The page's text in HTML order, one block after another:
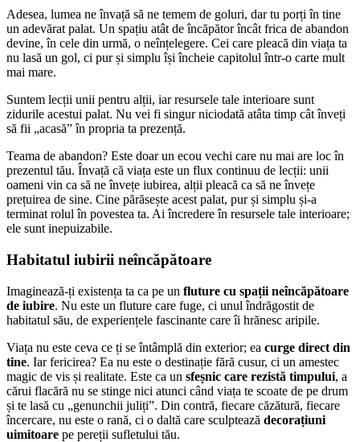
Adesea, lumea ne învață să ne temem de goluri, dar tu porți în tine
un adevărat palat. Un spațiu atât de încăpător încât frica de abandon
devine, în cele din urmă, o neînțelegere. Cei care pleacă din viața ta
nu lasă un gol, ci pur și simplu își încheie capitolul într-o carte mult
mai mare.
Suntem lecții unii pentru alții, iar resursele tale interioare sunt
zidurile acestui palat. Nu vei fi singur niciodată atâta timp cât înveți
să fii „acasă” în propria ta prezență.
Teama de abandon? Este doar un ecou vechi care nu mai are loc în
prezentul tău. Învață că viața este un flux continuu de lecții: unii
oameni vin ca să ne învețe iubirea, alții pleacă ca să ne învețe
prețuirea de sine. Cine părăsește acest palat, pur și simplu și-a
terminat rolul în povestea ta. Ai încredere în resursele tale interioare;
ele sunt inepuizabile.
Habitatul iubirii neîncăpătoare
Imaginează-ți existența ta ca pe un fluture cu spații neîncăpătoare
de iubire. Nu este un fluture care fuge, ci unul îndrăgostit de
habitatul său, de experiențele fascinante care îi hrănesc aripile.
Viața nu este ceva ce ți se întâmplă din exterior; ea curge direct din
tine. Iar fericirea? Ea nu este o destinație fără cusur, ci un amestec
magic de vis și realitate. Este ca un sfeșnic care rezistă timpului, a
cărui flacără nu se stinge nici atunci când viața te scoate de pe drum
și te lasă cu „genunchii juliți”. Din contră, fiecare căzătură, fiecare
încercare, nu este o rană, ci o daltă care sculptează decorațiuni
uimitoare pe pereții sufletului tău.